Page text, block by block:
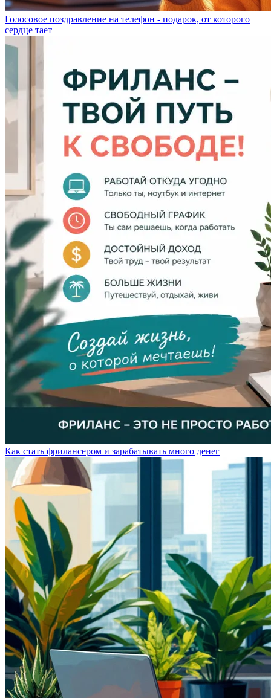
Голосовое поздравление на телефон - подарок, от которого
сердце тает
Как стать фрилансером и зарабатывать много денег